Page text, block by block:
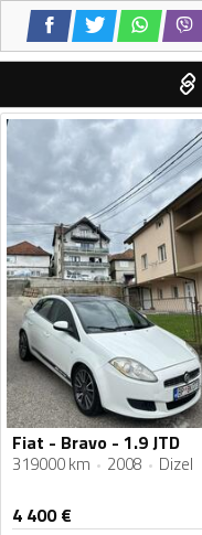
Fiat - Bravo - 1.9 JTD
319000 km 2008 Dizel
4 400€